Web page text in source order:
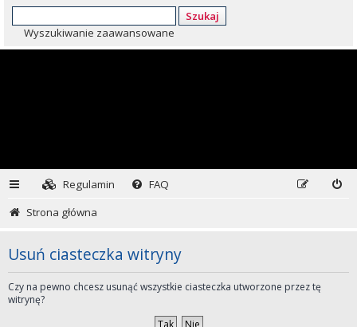
Szukaj
Wyszukiwanie zaawansowane
Regulamin
FAQ
Strona główna
Usuń ciasteczka witryny
Czy na pewno chcesz usunąć wszystkie ciasteczka utworzone przez tę
witrynę?